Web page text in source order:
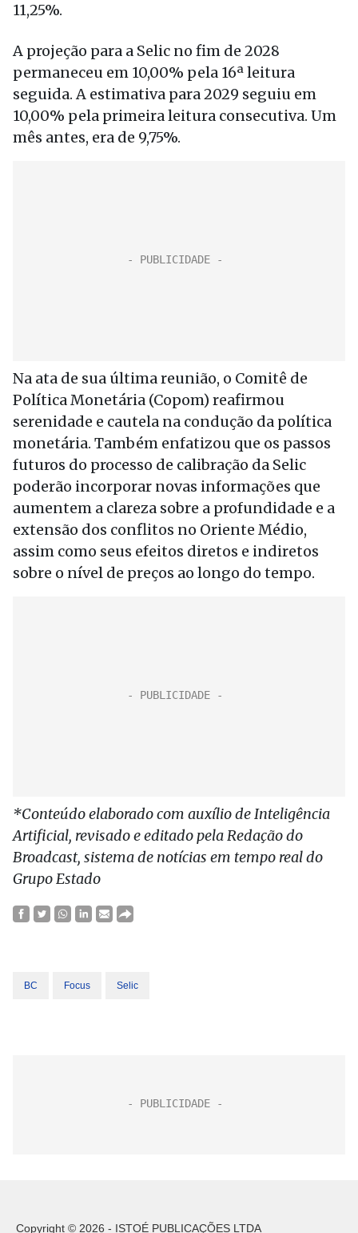
11,25%.
A projeção para a Selic no fim de 2028
permaneceu em 10,00% pela 16ª leitura
seguida. A estimativa para 2029 seguiu em
10,00% pela primeira leitura consecutiva. Um
mês antes, era de 9,75%.
Na ata de sua última reunião, o Comitê de
Política Monetária (Copom) reafirmou
serenidade e cautela na condução da política
monetária. Também enfatizou que os passos
futuros do processo de calibração da Selic
poderão incorporar novas informações que
aumentem a clareza sobre a profundidade e a
extensão dos conflitos no Oriente Médio,
assim como seus efeitos diretos e indiretos
sobre o nível de preços ao longo do tempo.
*Conteúdo elaborado com auxílio de Inteligência
Artificial, revisado e editado pela Redação do
Broadcast, sistema de notícias em tempo real do
Grupo Estado
BC Focus Selic
Copyright © 2026 - ISTOÉ PUBLICAÇÕES LTDA